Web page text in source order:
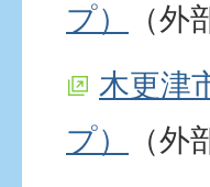
プ）
（外
木更津
プ）
（外